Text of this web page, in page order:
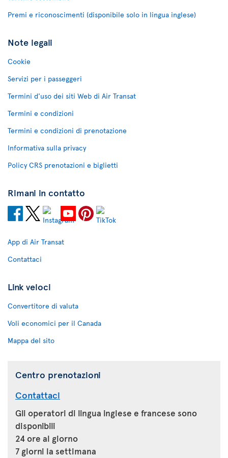
Premi e riconoscimenti (disponibile solo in lingua inglese)
Note legali
Cookie
Servizi per i passeggeri
Termini d'uso dei siti Web di Air Transat
Termini e condizioni
Termini e condizioni di prenotazione
Informativa sulla privacy
Policy CRS prenotazioni e biglietti
Rimani in contatto
App di Air Transat
Contattaci
Link veloci
Convertitore di valuta
Voli economici per il Canada
Mappa del sito
Centro prenotazioni
Contattaci
Gli operatori di lingua inglese e francese sono
disponibili
24 ore al giorno
7 giorni la settimana